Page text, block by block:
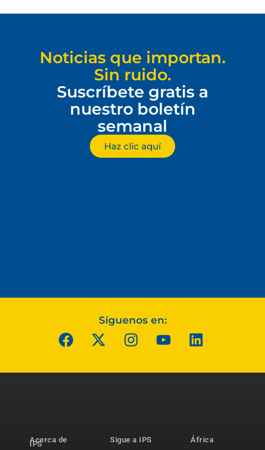
Noticias que importan.
Sin ruido.
Suscríbete gratis a
nuestro boletín
semanal
Haz clic aquí
Síguenos en:
Acerca de
IPS
Sigue a IPS
África